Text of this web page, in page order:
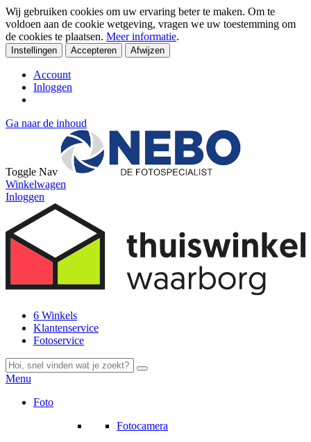
Wij gebruiken cookies om uw ervaring beter te maken. Om te
voldoen aan de cookie wetgeving, vragen we uw toestemming om
de cookies te plaatsen. Meer informatie.
Instellingen Accepteren Afwijzen
Account
Inloggen
Ga naar de inhoud
Toggle Nav
Winkelwagen
Inloggen
6 Winkels
Klantenservice
Fotoservice
Menu
Foto
Fotocamera